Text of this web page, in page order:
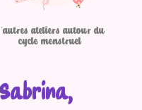
ateliers autour du
cycle menstruel